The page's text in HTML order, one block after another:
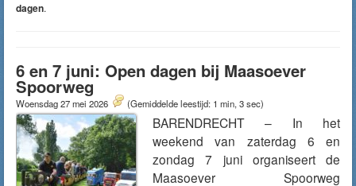
dagen.
6 en 7 juni: Open dagen bij Maasoever
Spoorweg
Woensdag 27 mei 2026 (Gemiddelde leestijd: 1 min, 3 sec)
BARENDRECHT – In het
weekend van zaterdag 6 en
zondag 7 juni organiseert de
Maasoever Spoorweg